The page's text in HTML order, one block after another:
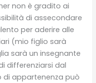
non è gradito ai
di assecondare
per aderire alle
(mio figlio sarà
sarà un insegnante
differenziarsi dal
di appartenenza può